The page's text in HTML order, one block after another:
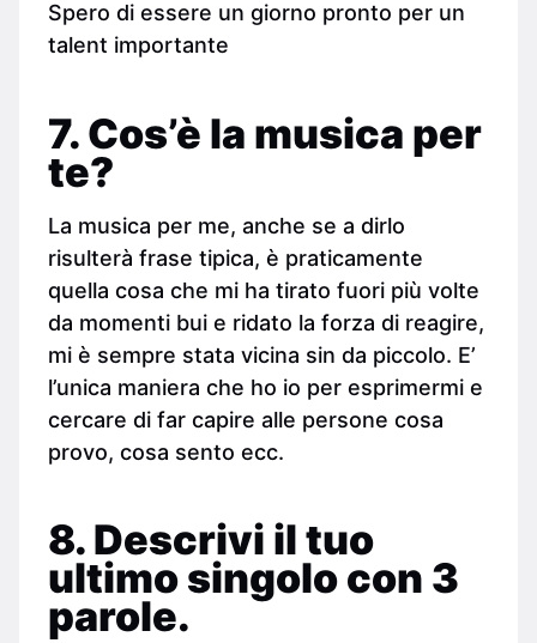
Spero di essere un giorno pronto per un
talent importante
7. Cos’è la musica per
te?
La musica per me, anche se a dirlo
risulterà frase tipica, è praticamente
quella cosa che mi ha tirato fuori più volte
da momenti bui e ridato la forza di reagire,
mi è sempre stata vicina sin da piccolo. E’
l’unica maniera che ho io per esprimermi e
cercare di far capire alle persone cosa
provo, cosa sento ecc.
8. Descrivi il tuo
ultimo singolo con 3
parole.